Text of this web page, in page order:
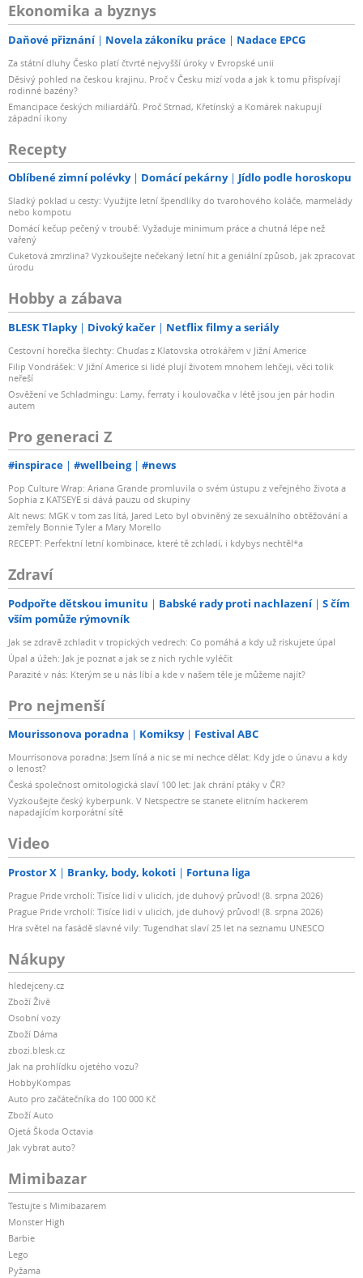
Ekonomika a byznys
Daňové přiznání Novela zákoníku práce Nadace EPCG
Za státní dluhy Česko platí čtvrté nejvyšší úroky v Evropské unii
Děsivý pohled na českou krajinu. Proč v Česku mizí voda a jak k tomu přispívají
rodinné bazény?
Emancipace českých miliardářů. Proč Strnad, Křetínský a Komárek nakupují
západní ikony
Recepty
Oblíbené zimní polévky Domácí pekárny Jídlo podle horoskopu
Sladký poklad u cesty: Využijte letní špendlíky do tvarohového koláče, marmelády
nebo kompotu
Domácí kečup pečený v troubě: Vyžaduje minimum práce a chutná lépe než
vařený
Cuketová zmrzlina? Vyzkoušejte nečekaný letní hit a geniální způsob, jak zpracovat
úrodu
Hobby a zábava
BLESK Tlapky Divoký kačer Netflix filmy a seriály
Cestovní horečka šlechty: Chuďas z Klatovska otrokářem v Jižní Americe
Filip Vondrášek: V Jižní Americe si lidé plují životem mnohem lehčeji, věci tolik
neřeší
Osvěžení ve Schladmingu: Lamy, ferraty i koulovačka v létě jsou jen pár hodin
autem
Pro generaci Z
#inspirace #wellbeing #news
Pop Culture Wrap: Ariana Grande promluvila o svém ústupu z veřejného života a
Sophia z KATSEYE si dává pauzu od skupiny
Alt news: MGK v tom zas lítá, Jared Leto byl obviněný ze sexuálního obtěžování a
zemřely Bonnie Tyler a Mary Morello
RECEPT: Perfektní letní kombinace, které tě zchladí, i kdybys nechtěl*a
Zdraví
Podpořte dětskou imunitu Babské rady proti nachlazení
S čím
vším pomůže rýmovník
Jak se zdravě zchladit v tropických vedrech: Co pomáhá a kdy už riskujete úpal
Úpal a úžeh: Jak je poznat a jak se z nich rychle vyléčit
Parazité v nás: Kterým se u nás líbí a kde v našem těle je můžeme najít?
Pro nejmenší
Mourissonova poradna Komiksy Festival ABC
Mourrisonova poradna: Jsem líná a nic se mi nechce dělat: Kdy jde o únavu a kdy
o lenost?
Česká společnost ornitologická slaví 100 let: Jak chrání ptáky v ČR?
Vyzkoušejte český kyberpunk. V Netspectre se stanete elitním hackerem
napadajícím korporátní sítě
Video
Prostor X Branky, body, kokoti Fortuna liga
Prague Pride vrcholí: Tisíce lidí v ulicích, jde duhový průvod! (8. srpna 2026)
Prague Pride vrcholí: Tisíce lidí v ulicích, jde duhový průvod! (8. srpna 2026)
Hra světel na fasádě slavné vily: Tugendhat slaví 25 let na seznamu UNESCO
Nákupy
hledejceny.cz
Zboží Živě
Osobní vozy
Zboží Dáma
zbozi.blesk.cz
Jak na prohlídku ojetého vozu?
HobbyKompas
Auto pro začátečníka do 100 000 Kč
Zboží Auto
Ojetá Škoda Octavia
Jak vybrat auto?
Mimibazar
Testujte s Mimibazarem
Monster High
Barbie
Lego
Pyžama